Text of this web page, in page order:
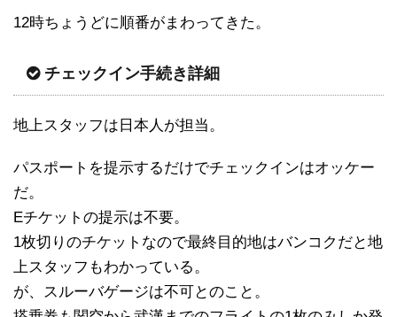
12時ちょうどに順番がまわってきた。
チェックイン手続き詳細
地上スタッフは日本人が担当。
パスポートを提示するだけでチェックインはオッケー
だ。
Eチケットの提示は不要。
1枚切りのチケットなので最終目的地はバンコクだと地
上スタッフもわかっている。
が、スルーバゲージは不可とのこと。